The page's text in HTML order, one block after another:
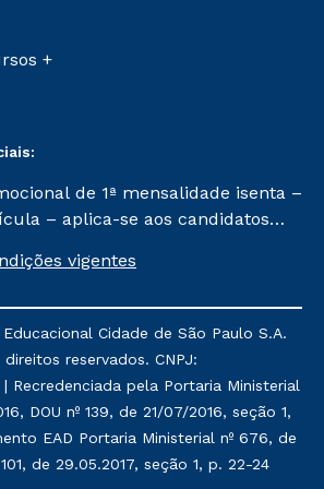
+
de 1ª mensalidade isenta –
– aplica-se aos candidatos
agendada, que ofertam bolsas
que ainda não tenham efetivado
ou trancado sua
das Instituições da Cruzeiro do
período de um ano. Tais
aplicam aos cursos de Medicina, e
via FIES, Prouni e
vigentes
Cidade de São Paulo S.A.
reservados. CNPJ:
| Recredenciada pela Portaria Ministerial
DOU nº 139, de 21/07/2016, seção 1,
EAD Portaria Ministerial nº 676, de
de 29.05.2017, seção 1, p. 22-24